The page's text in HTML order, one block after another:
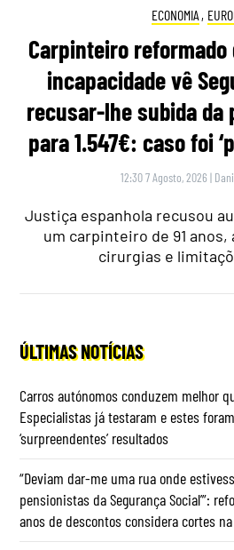
ECONOMIA ,
Carpinteiro reformado
incapacidade vê
recusar-lhe subida da
para 1.547€: caso foi
12:30 7 Agosto, 2026 |
Justiça espanhola recusou
um carpinteiro de 91 anos,
cirurgias e
ÚLTIMAS NOTÍCIAS
Carros autónomos conduzem melhor
Especialistas já testaram e estes
‘surpreendentes’ resultados
“Deviam dar-me uma rua onde
pensionistas da Segurança Social’”:
anos de descontos considera cortes